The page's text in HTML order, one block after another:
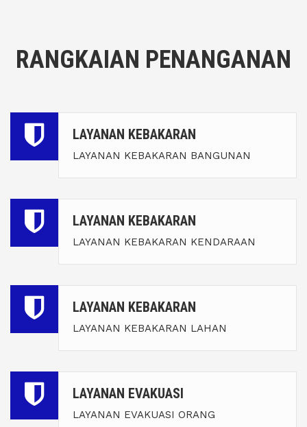
RANGKAIAN PENANGANAN
LAYANAN KEBAKARAN
LAYANAN KEBAKARAN BANGUNAN
LAYANAN KEBAKARAN
LAYANAN KEBAKARAN KENDARAAN
LAYANAN KEBAKARAN
LAYANAN KEBAKARAN LAHAN
LAYANAN EVAKUASI
LAYANAN EVAKUASI ORANG